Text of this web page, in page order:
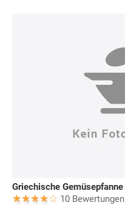
Griechische Gemüsepfanne
10 Bewertungen